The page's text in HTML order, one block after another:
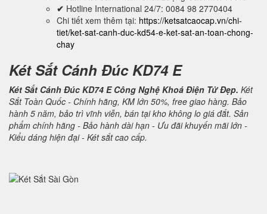
✔ Hotline International 24/7: 0084 98 2770404
Chi tiết xem thêm tại: https://ketsatcaocap.vn/chi-
tiet/ket-sat-canh-duc-kd54-e-ket-sat-an-toan-chong-
chay
Két Sắt Cánh Đúc KD74 E
Két Sắt Cánh Đúc KD74 E Công Nghệ Khoá Điện Tử Đẹp. Két
Sắt Toàn Quốc - Chính hãng, KM lớn 50%, free giao hàng. Bảo
hành 5 năm, bảo trì vĩnh viễn, bán tại kho không lo giá đắt. Sản
phẩm chính hãng - Bảo hành dài hạn - Ưu đãi khuyến mãi lớn -
Kiểu dáng hiện đại - Két sắt cao cấp.